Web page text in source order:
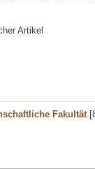
Artikel
Fakultät